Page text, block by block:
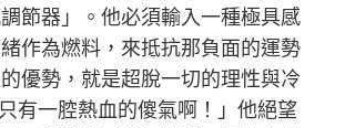
節器」。他必須輸入一種極具感
作為燃料，來抵抗那負面的運勢
優勢，就是超脫一切的理性與冷
有一腔熱血的傻氣啊！」他絕望